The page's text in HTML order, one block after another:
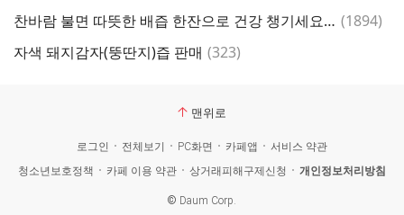
찬바람 불면 따뜻한 배즙 한잔으로 건강 챙기세요.배와 수세미,도라지,생강,대추를 첨가하여 만든 배즙 댓
(1894)
자색 돼지감자(뚱딴지)즙 판매 댓
(323)
맨위로
로그인 전체보기 PC화면 카페앱
서비스 약관
청소년보호정책
카페 이용 약관 상거래피해구제신청 개인정보처리방침
© Daum Corp.